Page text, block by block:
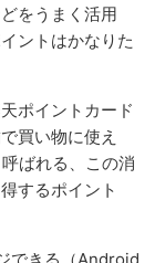
をうまく活用
ントはかなりた
ポイントカード
買い物に使え
ばれる、この消
するポイント